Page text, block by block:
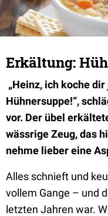
Erkältung:
„Heinz, ich koche
Hühnersuppe!“,
vor. Der übel
wässrige Zeug, das
nehme lieber eine
Alles schnieft und
vollem Gange – und
letzten Jahren war.